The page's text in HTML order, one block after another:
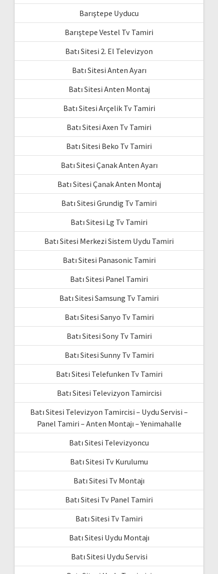
Barıştepe Uyducu
Barıştepe Vestel Tv Tamiri
Batı Sitesi 2. El Televizyon
Batı Sitesi Anten Ayarı
Batı Sitesi Anten Montaj
Batı Sitesi Arçelik Tv Tamiri
Batı Sitesi Axen Tv Tamiri
Batı Sitesi Beko Tv Tamiri
Batı Sitesi Çanak Anten Ayarı
Batı Sitesi Çanak Anten Montaj
Batı Sitesi Grundig Tv Tamiri
Batı Sitesi Lg Tv Tamiri
Batı Sitesi Merkezi Sistem Uydu Tamiri
Batı Sitesi Panasonic Tamiri
Batı Sitesi Panel Tamiri
Batı Sitesi Samsung Tv Tamiri
Batı Sitesi Sanyo Tv Tamiri
Batı Sitesi Sony Tv Tamiri
Batı Sitesi Sunny Tv Tamiri
Batı Sitesi Telefunken Tv Tamiri
Batı Sitesi Televizyon Tamircisi
Batı Sitesi Televizyon Tamircisi – Uydu Servisi –
Panel Tamiri – Anten Montajı – Yenimahalle
Batı Sitesi Televizyoncu
Batı Sitesi Tv Kurulumu
Batı Sitesi Tv Montajı
Batı Sitesi Tv Panel Tamiri
Batı Sitesi Tv Tamiri
Batı Sitesi Uydu Montajı
Batı Sitesi Uydu Servisi